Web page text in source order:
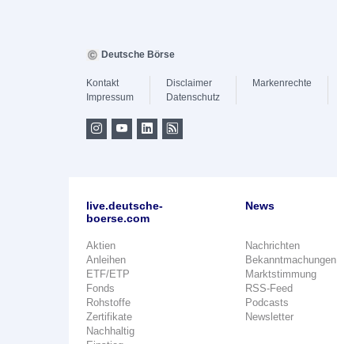
Deutsche Börse
Kontakt
Impressum
Disclaimer
Datenschutz
Markenrechte
live.deutsche-
boerse.com
Aktien
Anleihen
ETF/ETP
Fonds
Rohstoffe
Zertifikate
Nachhaltig
News
Nachrichten
Bekanntmachungen
Marktstimmung
RSS-Feed
Podcasts
Newsletter